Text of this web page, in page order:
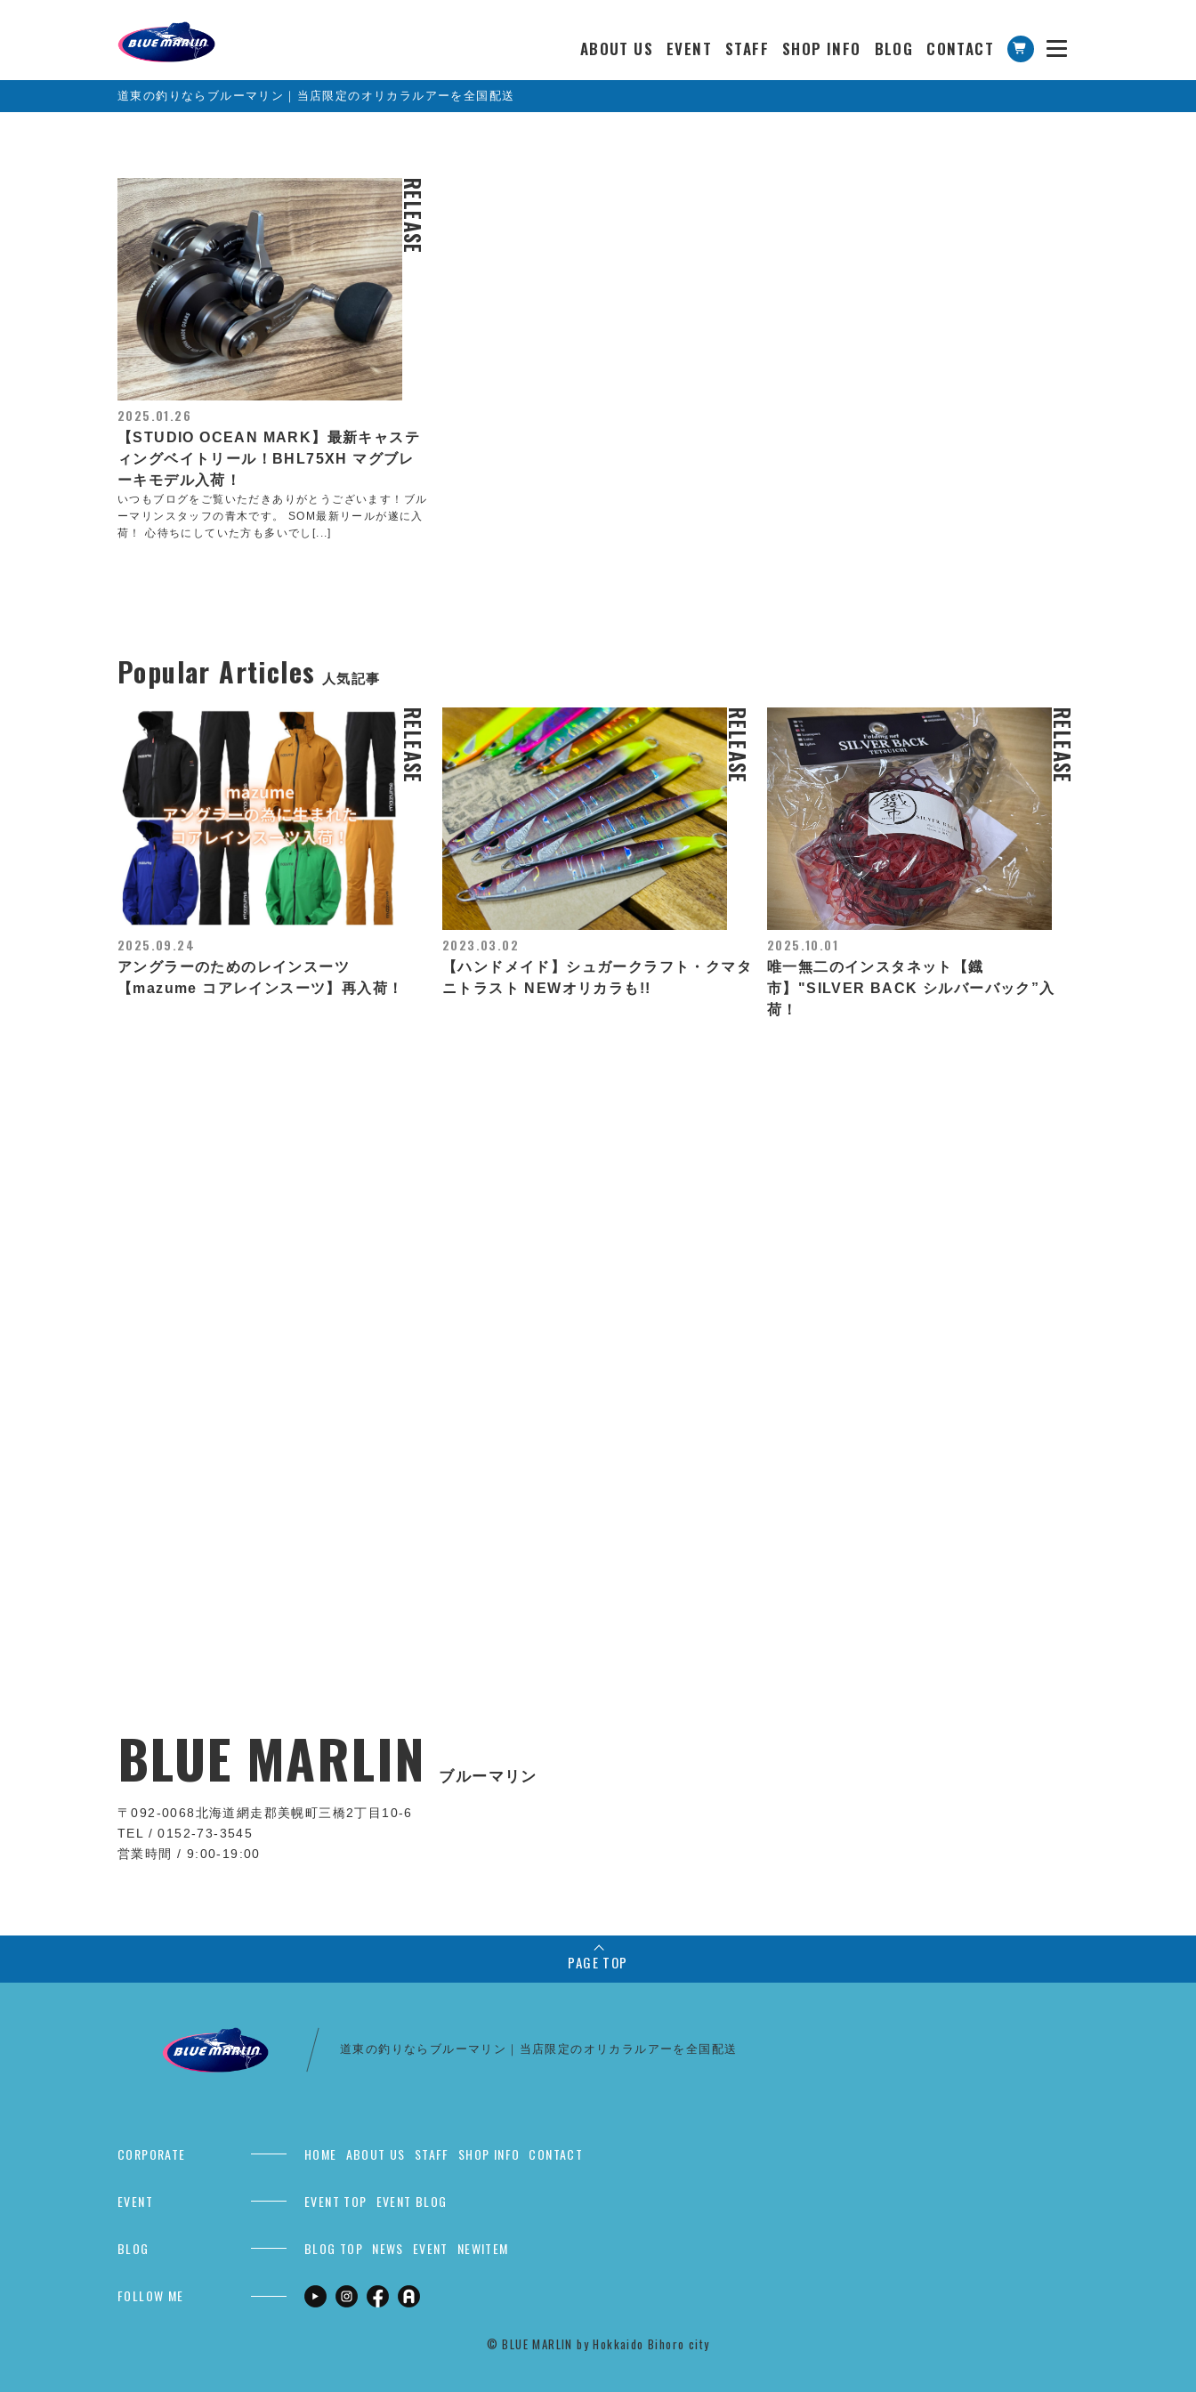
ABOUT US EVENT STAFF SHOP INFO BLOG CONTACT
道東の釣りならブルーマリン｜当店限定のオリカラルアーを全国配送
RELEASE
2025.01.26
【STUDIO OCEAN MARK】最新キャステ
ィングベイトリール！BHL75XH マグブレ
ーキモデル入荷！
いつもブログをご覧いただきありがとうございます！ブル
ーマリンスタッフの青木です。 SOM最新リールが遂に入
荷！ 心待ちにしていた方も多いでし[...]
Popular Articles 人気記事
RELEASE
2025.09.24
アングラーのためのレインスーツ
【mazume コアレインスーツ】再入荷！
RELEASE
2023.03.02
【ハンドメイド】シュガークラフト・クマタ
ニトラスト NEWオリカラも!!
RELEASE
2025.10.01
唯一無二のインスタネット【鐡
市】"SILVER BACK シルバーバック”入
荷！
BLUE MARLIN ブルーマリン
〒092-0068北海道網走郡美幌町三橋2丁目10-6
TEL / 0152-73-3545
営業時間 / 9:00-19:00
PAGE TOP
道東の釣りならブルーマリン｜当店限定のオリカラルアーを全国配送
CORPORATE HOME ABOUT US STAFF SHOP INFO CONTACT
EVENT EVENT TOP EVENT BLOG
BLOG BLOG TOP NEWS EVENT NEWITEM
FOLLOW ME
©︎ BLUE MARLIN by Hokkaido Bihoro city